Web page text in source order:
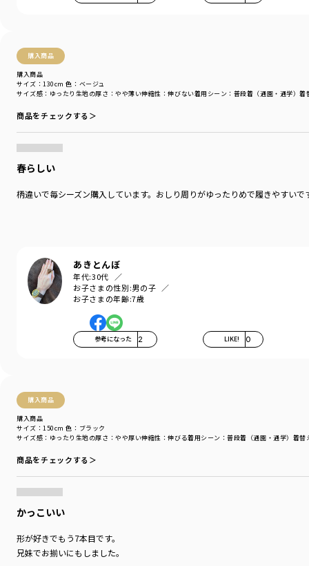
購入商品
購入商品
サイズ感 ：ゆったり 生地の厚さ ：やや薄い伸縮性 ：伸びない着用シーン ：普段着（通園・通学）着
サイズ：130cm 色：ベージュ
商品をチェックする＞
春らしい
柄違いで毎シーズン購入しています。おしり周りがゆったりめで履きやすい
あきとんぼ
年代:30代
お子さまの性別:男の子
お子さまの年齢:7歳
参考になった 2 LIKE! 0
購入商品
購入商品
サイズ感 ：ゆったり 生地の厚さ ：やや厚い伸縮性 ：伸びる着用シーン ：普段着（通園・通学） 着替
サイズ：150cm 色：ブラック
商品をチェックする＞
かっこいい
形が好きでもう7本目です。
兄妹でお揃いにもしました。